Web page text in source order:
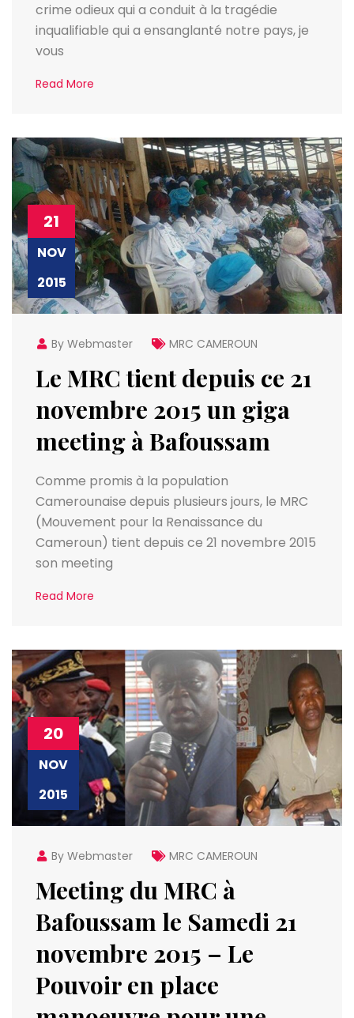
crime odieux qui a conduit à la tragédie
inqualifiable qui a ensanglanté notre pays, je
vous
Read More
21
NOV
2015
By Webmaster MRC CAMEROUN
Le MRC tient depuis ce 21
novembre 2015 un giga
meeting à Bafoussam
Comme promis à la population
Camerounaise depuis plusieurs jours, le MRC
(Mouvement pour la Renaissance du
Cameroun) tient depuis ce 21 novembre 2015
son meeting
Read More
20
NOV
2015
By Webmaster MRC CAMEROUN
Meeting du MRC à
Bafoussam le Samedi 21
novembre 2015 – Le
Pouvoir en place